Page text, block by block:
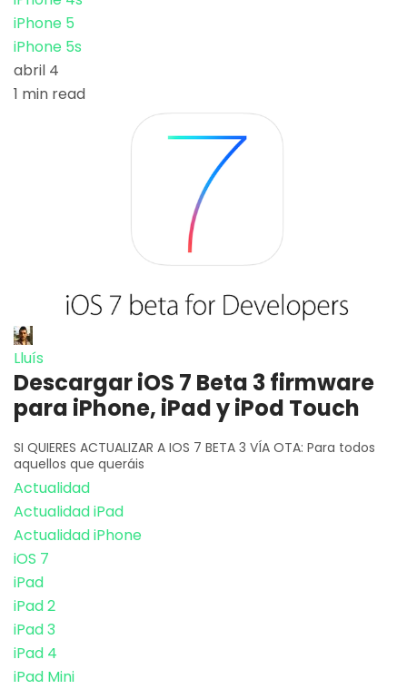
iPhone 5
iPhone 5s
abril 4
1 min read
Lluís
Descargar iOS 7 Beta 3 firmware
para iPhone, iPad y iPod Touch
SI QUIERES ACTUALIZAR A IOS 7 BETA 3 VÍA OTA: Para todos
aquellos que queráis
Actualidad
Actualidad iPad
Actualidad iPhone
iOS 7
iPad
iPad 2
iPad 3
iPad 4
iPad Mini